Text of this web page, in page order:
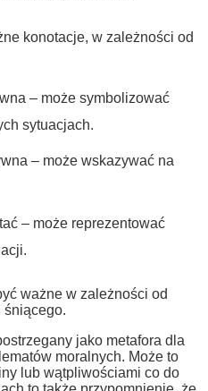
konotacje, w zależności od
– może symbolizować
sytuacjach.
– może wskazywać na
– może reprezentować
ważne w zależności od
jako metafora dla
moralnych. Może to
lub wątpliwościami co do